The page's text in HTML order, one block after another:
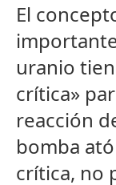
El
uranio
crítica»
reacción
bomba
crítica, no